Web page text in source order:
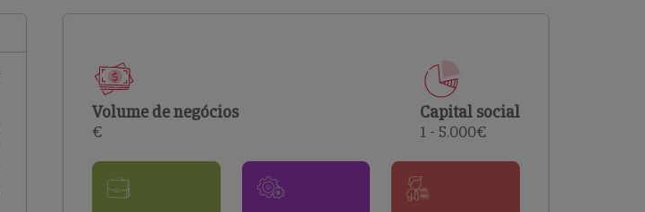
comerciais e analisar o risco de incumprimento dos
Volume de negócios
€
Capital social
1 - 5.000€